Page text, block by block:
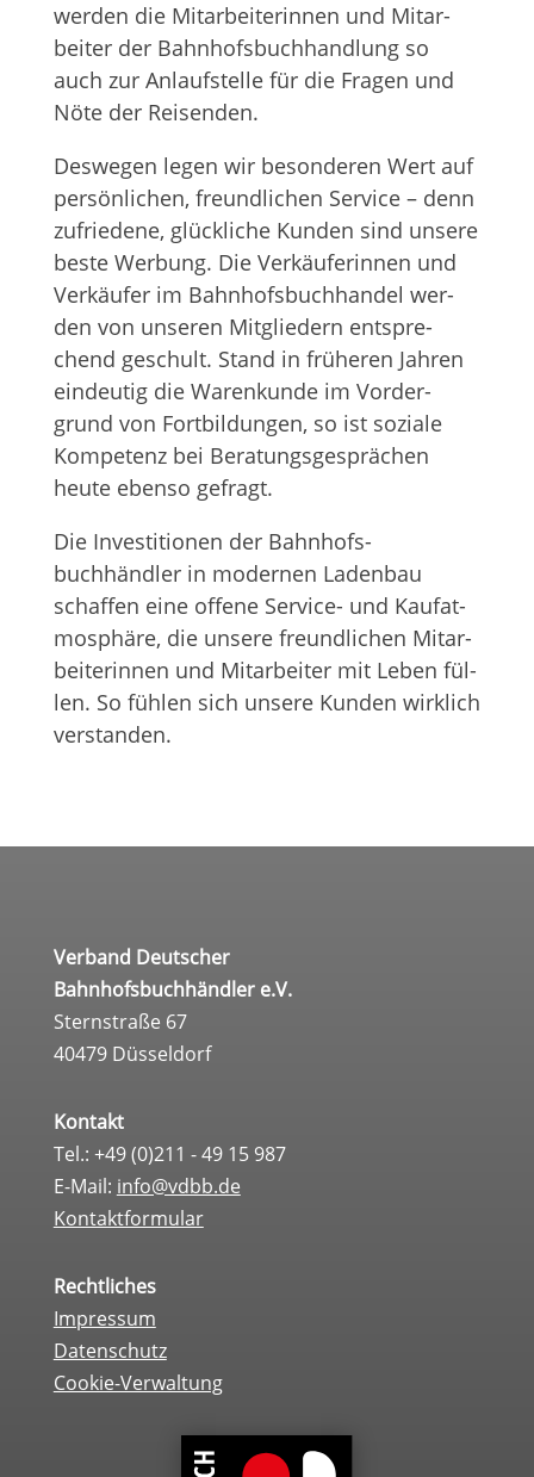
wer­den die Mit­ar­bei­te­rin­nen und Mit­ar­
bei­ter der Bahn­hofs­buch­hand­lung so
auch zur Anlauf­stelle für die Fra­gen und
Nöte der Reisenden.
Des­we­gen legen wir beson­de­ren Wert auf
per­sön­li­chen, freund­li­chen Ser­vice – denn
zufrie­dene, glück­li­che Kun­den sind unsere
beste Wer­bung. Die Ver­käu­fe­rin­nen und
Ver­käu­fer im Bahn­hofs­buch­han­del wer­
den von unse­ren Mit­glie­dern ent­spre­
chend geschult. Stand in frü­he­ren Jah­ren
ein­deu­tig die Waren­kunde im Vor­der­
grund von Fort­bil­dun­gen, so ist soziale
Kom­pe­tenz bei Bera­tungs­ge­sprä­chen
heute ebenso gefragt.
Die Inves­ti­tio­nen der Bahnhofs­
buchhändler in moder­nen Laden­bau
schaf­fen eine offene Ser­vice- und Kauf­at­
mo­sphäre, die unsere freund­li­chen Mit­ar­
bei­te­rin­nen und Mit­ar­bei­ter mit Leben fül­
len. So füh­len sich unsere Kun­den wirk­lich
verstanden.
Verband Deutscher
Bahnhofsbuchhändler e.V.
Sternstraße 67
40479 Düsseldorf
Kontakt
Tel.: +49 (0)211 - 49 15 987
E-Mail: info@vdbb.de
Kontaktformular
Rechtliches
Impressum
Datenschutz
Cookie-Verwaltung